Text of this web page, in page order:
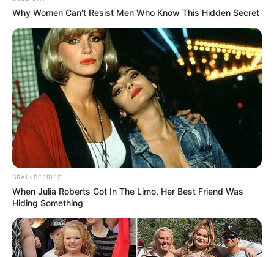
Why Women Can't Resist Men Who Know This Hidden Secret
BRAINBERRIES
When Julia Roberts Got In The Limo, Her Best Friend Was
Hiding Something